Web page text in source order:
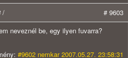
/
# 9603
neveznél be, egy ilyen fuvarra?
#9602 nemkar 2007.05.27. 23:58:31